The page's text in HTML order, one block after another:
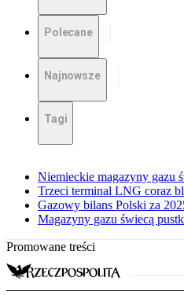
Polecane
Najnowsze
Tagi
Niemieckie magazyny gazu
Trzeci terminal LNG coraz
Gazowy bilans Polski za
Magazyny gazu świecą
Promowane treści